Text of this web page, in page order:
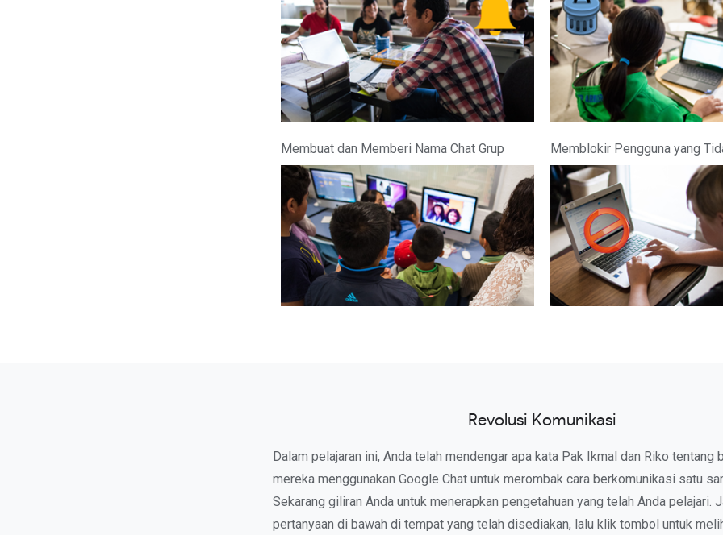
Membuat dan Memberi Nama Chat Grup Memblokir Pengguna yang
Revolusi Komunikasi
Dalam pelajaran ini, Anda telah mendengar apa kata Pak Ikmal dan Riko tentang
mereka menggunakan Google Chat untuk merombak cara berkomunikasi satu
Sekarang giliran Anda untuk menerapkan pengetahuan yang telah Anda pelajari.
pertanyaan di bawah di tempat yang telah disediakan, lalu klik tombol untuk